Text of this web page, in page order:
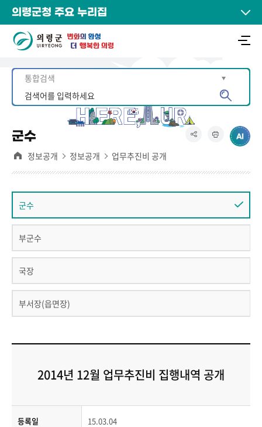
의령군청 주요 누리집
군수
정보공개 정보공개 업무추진비 공개
군수
부군수
국장
부서장(읍면장)
2014년 12월 업무추진비 집행내역 공개
등록일 15.03.04